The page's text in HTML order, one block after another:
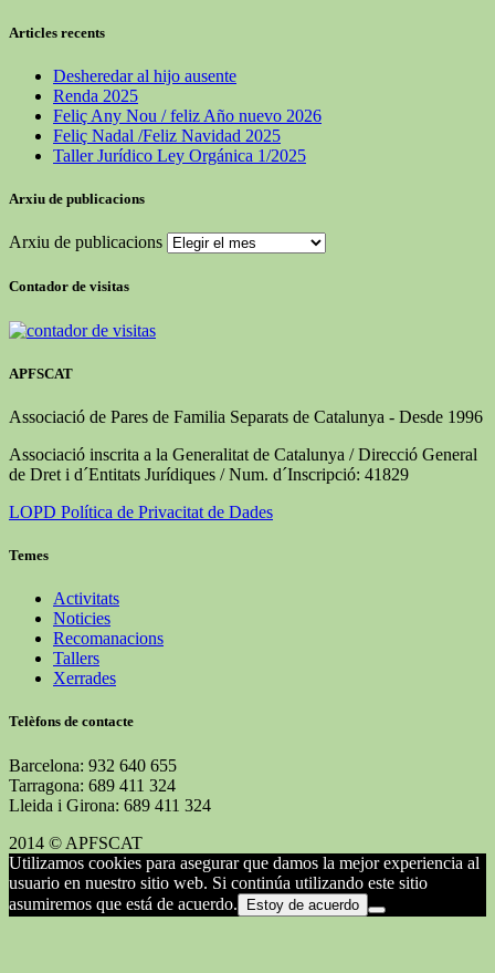
Articles recents
Desheredar al hijo ausente
Renda 2025
Feliç Any Nou / feliz Año nuevo 2026
Feliç Nadal /Feliz Navidad 2025
Taller Jurídico Ley Orgánica 1/2025
Arxiu de publicacions
Arxiu de publicacions
Contador de visitas
APFSCAT
Associació de Pares de Familia Separats de Catalunya - Desde 1996
Associació inscrita a la Generalitat de Catalunya / Direcció General
de Dret i d´Entitats Jurídiques / Num. d´Inscripció: 41829
LOPD Política de Privacitat de Dades
Temes
Activitats
Noticies
Recomanacions
Tallers
Xerrades
Telèfons de contacte
Barcelona: 932 640 655
Tarragona: 689 411 324
Lleida i Girona: 689 411 324
2014 © APFSCAT
Utilizamos cookies para asegurar que damos la mejor experiencia al
usuario en nuestro sitio web. Si continúa utilizando este sitio
asumiremos que está de acuerdo.
Estoy de acuerdo